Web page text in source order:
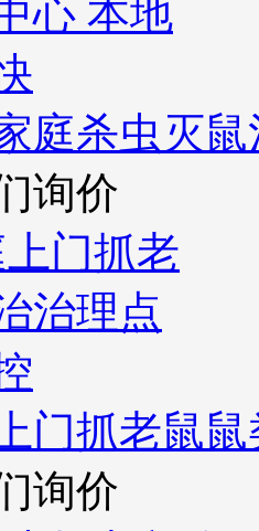
庭杀虫灭
询价
门抓老鼠
询价